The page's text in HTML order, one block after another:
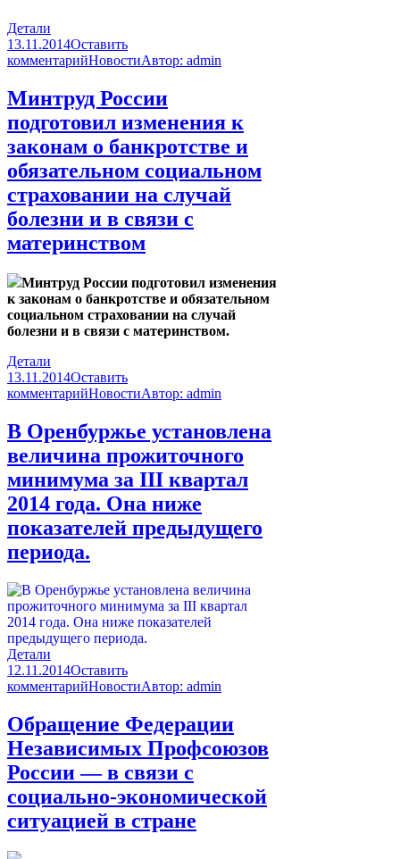
Детали
13.11.2014Оставить
комментарийНовостиАвтор: admin
Минтруд России
подготовил изменения к
законам о банкротстве и
обязательном социальном
страховании на случай
болезни и в связи с
материнством
Минтруд России подготовил изменения
к законам о банкротстве и обязательном
социальном страховании на случай
болезни и в связи с материнством.
Детали
13.11.2014Оставить
комментарийНовостиАвтор: admin
В Оренбуржье установлена
величина прожиточного
минимума за III квартал
2014 года. Она ниже
показателей предыдущего
периода.
Детали
12.11.2014Оставить
комментарийНовостиАвтор: admin
Обращение Федерации
Независимых Профсоюзов
России — в связи с
социально-экономической
ситуацией в стране